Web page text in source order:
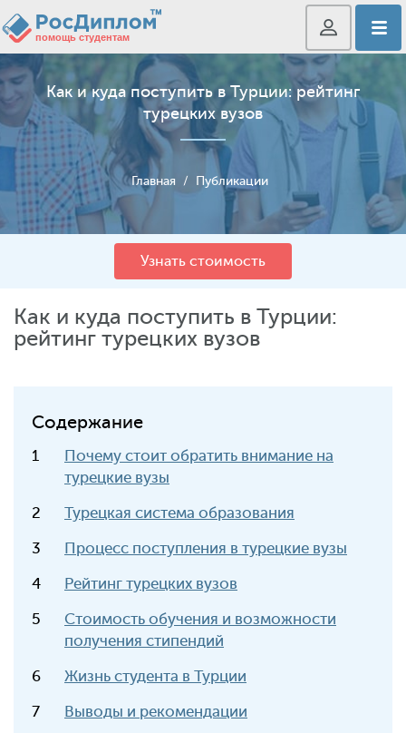
Как и куда поступить в Турции: рейтинг
турецких вузов
Главная / Публикации
Узнать стоимость
Как и куда поступить в Турции:
рейтинг турецких вузов
Содержание
Почему стоит обратить внимание на
турецкие вузы
Турецкая система образования
Процесс поступления в турецкие вузы
Рейтинг турецких вузов
Стоимость обучения и возможности
получения стипендий
Жизнь студента в Турции
Выводы и рекомендации